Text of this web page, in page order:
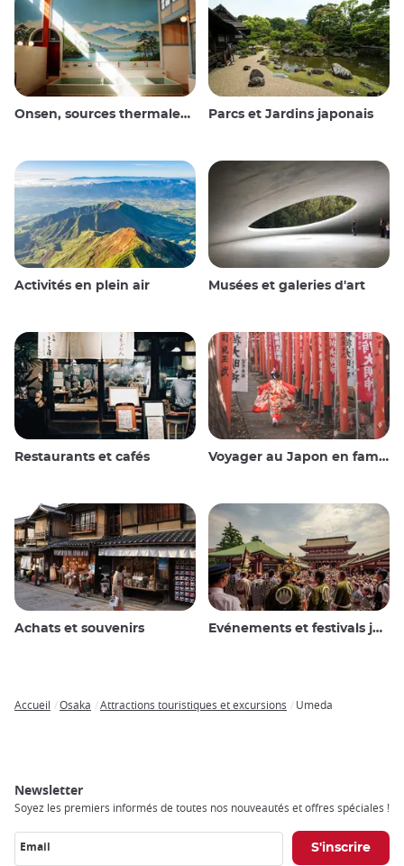
Onsen, sources thermales et bains publics Parcs et Jardins japonais
Activités en plein air Musées et galeries d'art
Restaurants et cafés Voyager au Japon en famille
Achats et souvenirs Evénements et festivals japonais
Accueil Osaka Attractions touristiques et excursions Umeda
Newsletter
Soyez les premiers informés de toutes nos nouveautés et offres spéciales !
Email